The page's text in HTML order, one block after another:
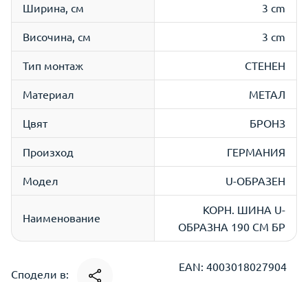
Ширина, см 3 cm
Височина, см 3 cm
Тип монтаж СТЕНЕН
Материал МЕТАЛ
Цвят БРОНЗ
Произход ГЕРМАНИЯ
Модел U-ОБРАЗЕН
Наименование
КОРН. ШИНА U-
ОБРАЗНА 190 СМ БР
Сподели в:
EAN: 4003018027904